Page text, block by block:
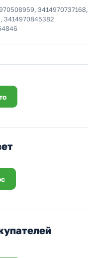
3414970737168,
3414970845382